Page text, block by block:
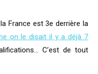
France est 3e derrière la
on le disait il y a déjà 7
C’est de tout